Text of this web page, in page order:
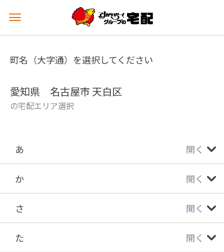
メ
ュ
を
町名（大字通）を選択してください
愛知県 名古屋市 天白区
の宅配エリア選択
あ 開く
か 開く
さ 開く
た 開く